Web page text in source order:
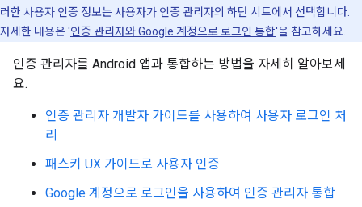
러한 사용자 인증 정보는 사용자가 인증 관리자의 하단 시트에서 선택합니다.
자세한 내용은 '인증 관리자와 Google 계정으로 로그인 통합'을 참고하세요.
인증 관리자를 Android 앱과 통합하는 방법을 자세히 알아보세
요.
인증 관리자 개발자 가이드를 사용하여 사용자 로그인 처
리
패스키 UX 가이드로 사용자 인증
Google 계정으로 로그인을 사용하여 인증 관리자 통합